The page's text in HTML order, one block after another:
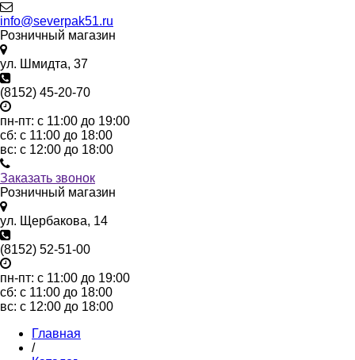
info@severpak51.ru
Розничный магазин
ул. Шмидта, 37
(8152) 45-20-70
пн-пт: с 11:00 до 19:00
сб: с 11:00 до 18:00
вс: с 12:00 до 18:00
Заказать звонок
Розничный магазин
ул. Щербакова, 14
(8152) 52-51-00
пн-пт: с 11:00 до 19:00
сб: с 11:00 до 18:00
вс: с 12:00 до 18:00
Главная
/